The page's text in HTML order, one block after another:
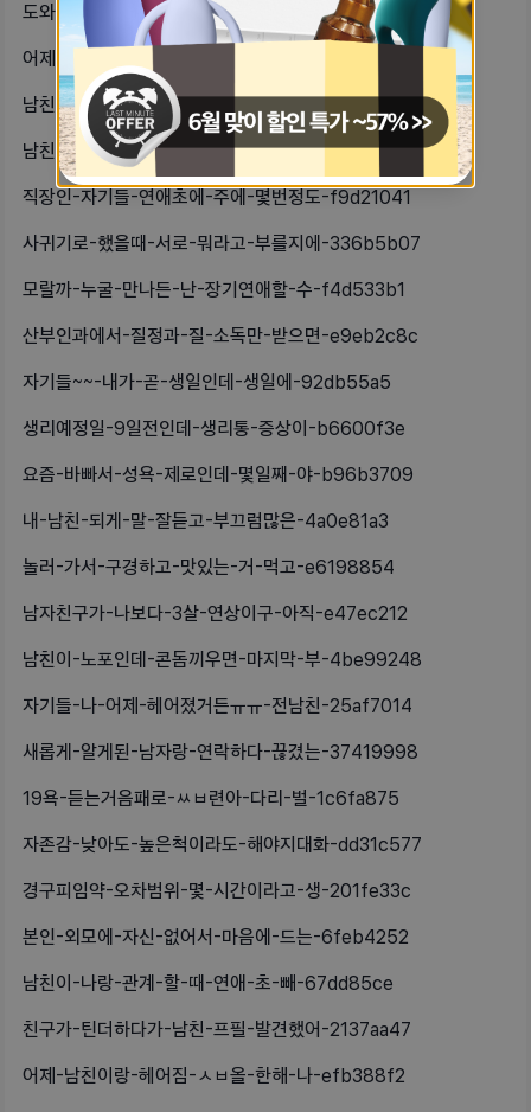
도와줘ㅠㅠ-첫-관계-하고-두번째-관계-4f1e11e6
어제-남친이랑-두번째-관계가졌는데-여-17f0c034
남친이-성관계-도중에-콘돔-터지면-자-458889b6
남친이랑-관계할때-사정-못하는-경우가-2dd32606
직장인-자기들-연애초에-주에-몇번정도-f9d21041
사귀기로-했을때-서로-뭐라고-부를지에-336b5b07
모랄까-누굴-만나든-난-장기연애할-수-f4d533b1
산부인과에서-질정과-질-소독만-받으면-e9eb2c8c
자기들~~-내가-곧-생일인데-생일에-92db55a5
생리예정일-9일전인데-생리통-증상이-b6600f3e
요즘-바빠서-성욕-제로인데-몇일째-야-b96b3709
내-남친-되게-말-잘듣고-부끄럼많은-4a0e81a3
놀러-가서-구경하고-맛있는-거-먹고-e6198854
남자친구가-나보다-3살-연상이구-아직-e47ec212
남친이-노포인데-콘돔끼우면-마지막-부-4be99248
자기들-나-어제-헤어졌거든ㅠㅠ-전남친-25af7014
새롭게-알게된-남자랑-연락하다-끊겼는-37419998
19욕-듣는거음패로-ㅆㅂ련아-다리-벌-1c6fa875
자존감-낮아도-높은척이라도-해야지대화-dd31c577
경구피임약-오차범위-몇-시간이라고-생-201fe33c
본인-외모에-자신-없어서-마음에-드는-6feb4252
남친이-나랑-관계-할-때-연애-초-빼-67dd85ce
친구가-틴더하다가-남친-프필-발견했어-2137aa47
어제-남친이랑-헤어짐-ㅅㅂ올-한해-나-efb388f2